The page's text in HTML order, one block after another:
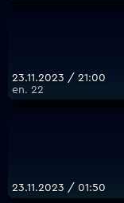
23.11.2023 / 21:00
еп. 22
23.11.2023 / 01:50